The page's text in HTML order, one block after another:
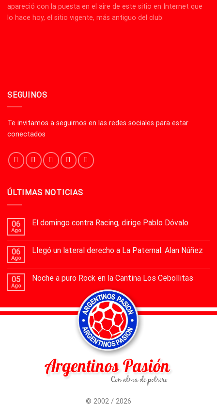
apareció con la puesta en el aire de este sitio en Internet que
lo hace hoy, el sitio vigente, más antiguo del club.
SEGUINOS
Te invitamos a seguirnos en las redes sociales para estar
conectados
ÚLTIMAS NOTICIAS
06
Ago
El domingo contra Racing, dirige Pablo Dóvalo
06
Ago
Llegó un lateral derecho a La Paternal: Alan Núñez
05
Ago
Noche a puro Rock en la Cantina Los Cebollitas
© 2002 / 2026